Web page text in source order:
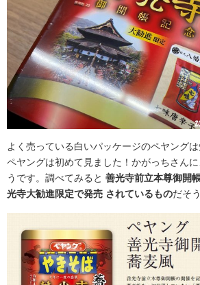
よく売っている白いパッケージのペヤング
ペヤングは初めて見ました！かがっちさん
うです。調べてみると 善光寺前立本尊御開
光寺大勧進限定で発売 されているものだそ